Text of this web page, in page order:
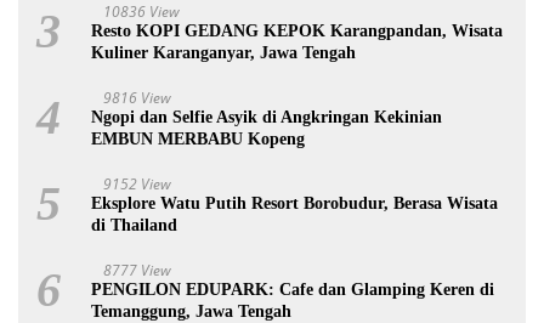
3 10836 View
Resto KOPI GEDANG KEPOK Karangpandan, Wisata
Kuliner Karanganyar, Jawa Tengah
4 9816 View
Ngopi dan Selfie Asyik di Angkringan Kekinian
EMBUN MERBABU Kopeng
5 9152 View
Eksplore Watu Putih Resort Borobudur, Berasa Wisata
di Thailand
6 8777 View
PENGILON EDUPARK: Cafe dan Glamping Keren di
Temanggung, Jawa Tengah